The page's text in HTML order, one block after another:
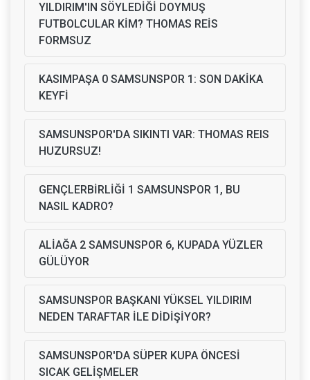
YILDIRIM'IN SÖYLEDİĞİ DOYMUŞ
FUTBOLCULAR KİM? THOMAS REİS
FORMSUZ
KASIMPAŞA 0 SAMSUNSPOR 1: SON DAKİKA
KEYFİ
SAMSUNSPOR'DA SIKINTI VAR: THOMAS REIS
HUZURSUZ!
GENÇLERBİRLİĞİ 1 SAMSUNSPOR 1, BU
NASIL KADRO?
ALİAĞA 2 SAMSUNSPOR 6, KUPADA YÜZLER
GÜLÜYOR
SAMSUNSPOR BAŞKANI YÜKSEL YILDIRIM
NEDEN TARAFTAR İLE DİDİŞİYOR?
SAMSUNSPOR'DA SÜPER KUPA ÖNCESİ
SICAK GELİŞMELER